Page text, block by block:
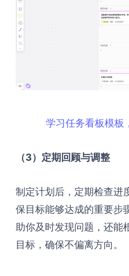
学习任务看板模板
（3）定期回顾与调整
制定计划后，定期检查进
保目标能够达成的重要步
助你及时发现问题，还能
目标，确保不偏离方向。